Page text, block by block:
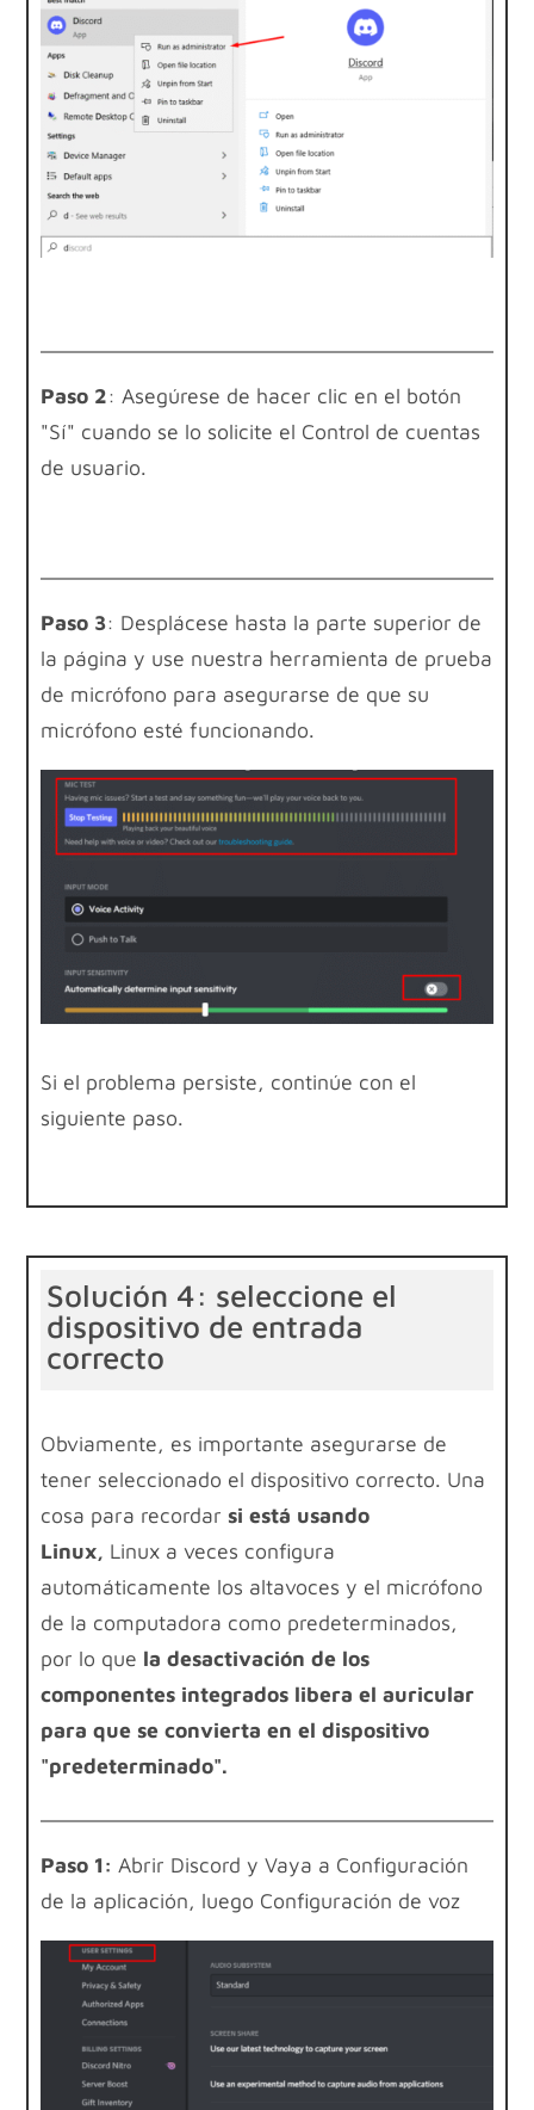
Paso 2: Asegúrese de hacer clic en el botón
"Sí" cuando se lo solicite el Control de cuentas
de usuario.
Paso 3: Desplácese hasta la parte superior de
la página y use nuestra herramienta de prueba
de micrófono para asegurarse de que su
micrófono esté funcionando.
Si el problema persiste, continúe con el
siguiente paso.
Solución 4: seleccione el
dispositivo de entrada
correcto
Obviamente, es importante asegurarse de
tener seleccionado el dispositivo correcto. Una
cosa para recordar si está usando
Linux, Linux a veces configura
automáticamente los altavoces y el micrófono
de la computadora como predeterminados,
por lo que la desactivación de los
componentes integrados libera el auricular
para que se convierta en el dispositivo
"predeterminado".
Paso 1: Abrir Discord yVaya a Configuración
de la aplicación, luego Configuración de voz